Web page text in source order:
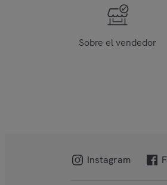
Sobre el vendedor
Instagram